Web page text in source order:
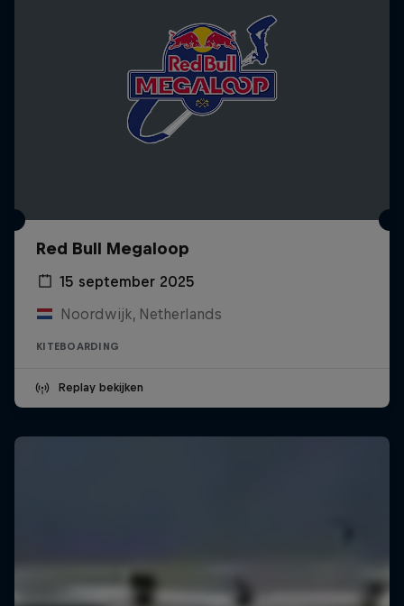
Red Bull Megaloop
15 september 2025
Noordwijk, Netherlands
KITEBOARDING
Replay bekijken